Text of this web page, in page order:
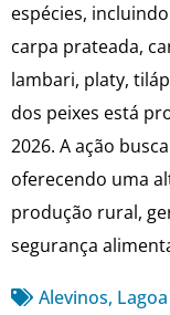
espécies,
carpa prateada,
lambari, platy,
dos peixes está
2026. A ação
oferecendo uma
produção rural,
segurança
Alevinos,